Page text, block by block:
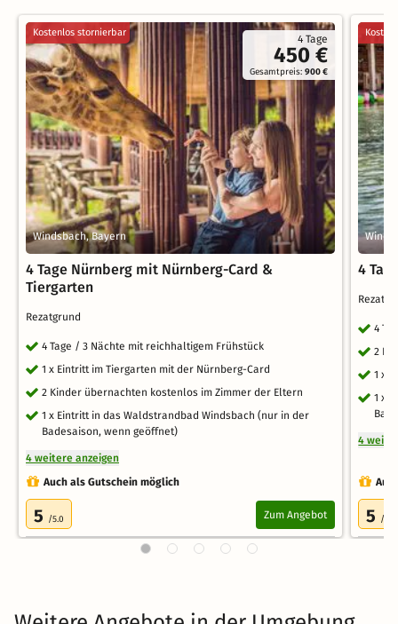
4 Tage
450 €
Gesamtpreis:900 €
Kostenlos stornierbar
Windsbach, Bayern
4 Tage Nürnberg mit Nürnberg-Card &
Tiergarten
Rezatgrund
4 Tage / 3 Nächte mit reichhaltigem Frühstück
1 x Eintritt im Tiergarten mit der Nürnberg-Card
2 Kinder übernachten kostenlos im Zimmer der Eltern
1 x Eintritt in das Waldstrandbad Windsbach (nur in der
Badesaison, wenn geöffnet)
4 weitere anzeigen
Auch als Gutschein möglich
5 /5.0 Zum Angebot
4
4
2
1 x
1 x
4
5 /5.0